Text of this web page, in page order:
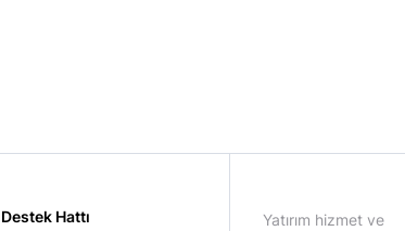
Destek Hattı
Yatırım hizmet ve